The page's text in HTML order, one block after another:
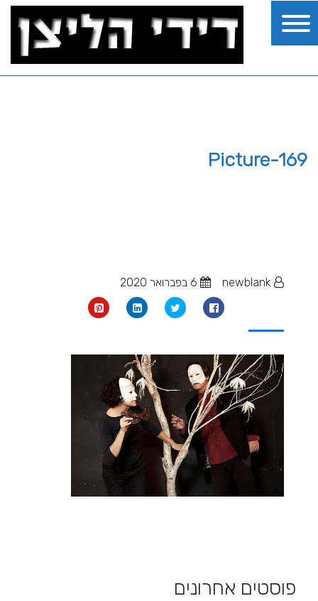
Picture-169
פוסטים אחרונים